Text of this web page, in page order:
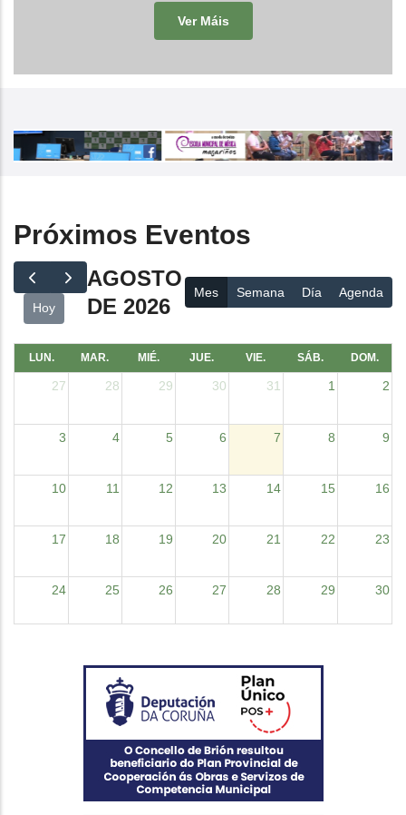
Ver Máis
Próximos Eventos
Hoy
AGOSTO
DE 2026
Mes Semana Día Agenda
LUN. MAR. MIÉ. JUE. VIE. SÁB. DOM.
27 28 29 30 31 1 2
3 4 5 6 7 8 9
10 11 12 13 14 15 16
17 18 19 20 21 22 23
24 25 26 27 28 29 30